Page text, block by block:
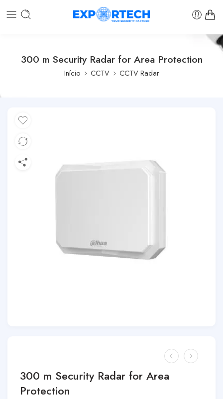
300 m Security Radar for Area Protection
Início CCTV CCTV Radar
300 m Security Radar for Area
Protection